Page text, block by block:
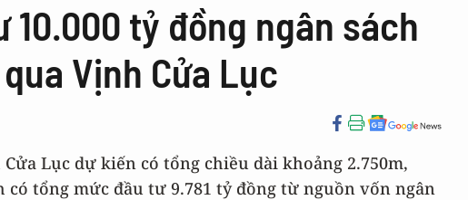
10.000 tỷ đồng ngân sách
Vịnh Cửa Lục
Lục dự kiến có tổng chiều dài khoảng 2.750m,
tổng mức đầu tư 9.781 tỷ đồng từ nguồn vốn ngân